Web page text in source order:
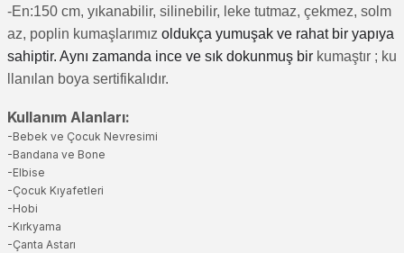
-En:150 cm, yıkanabilir, silinebilir, leke tutmaz, çekmez, solm
az, poplin kumaşlarımız oldukça yumuşak ve rahat bir yapıya
sahiptir. Aynı zamanda ince ve sık dokunmuş bir kumaştır ; ku
llanılan boya sertifikalıdır.
Kullanım Alanları:
-Bebek ve Çocuk Nevresimi
-Bandana ve Bone
-Elbise
-Çocuk Kıyafetleri
-Hobi
-Kırkyama
-Çanta Astarı